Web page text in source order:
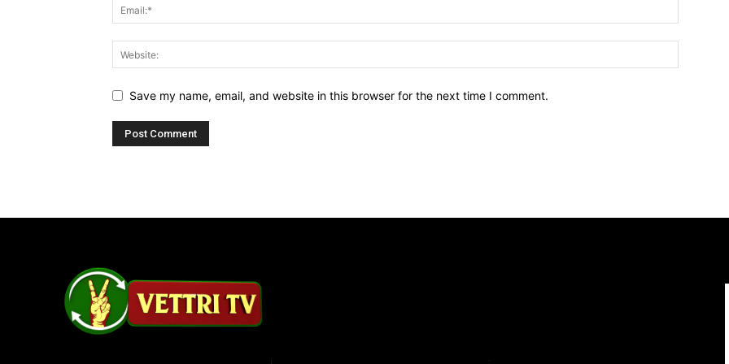
Save my name, email, and website in this browser for the next time I comment.